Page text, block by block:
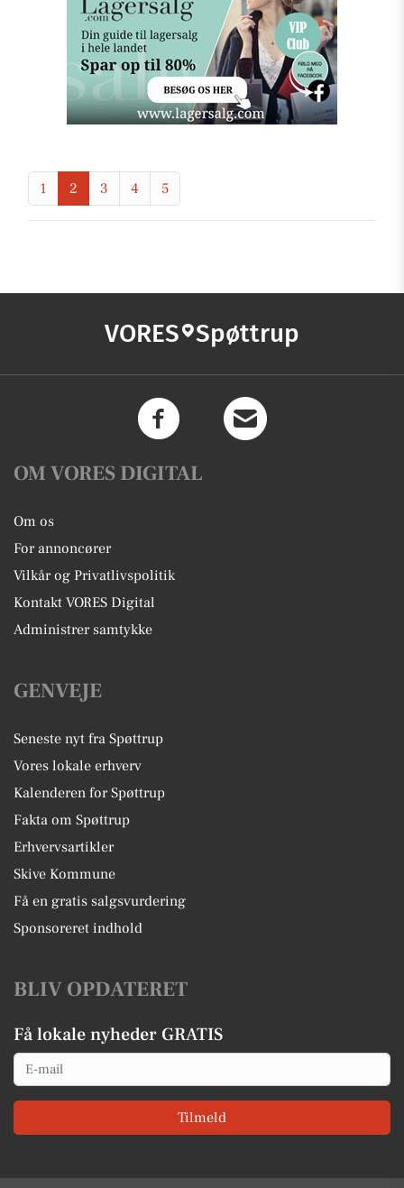
1 2 3 4 5
VORES Spøttrup
OM VORES DIGITAL
Om os
For annoncører
Vilkår og Privatlivspolitik
Kontakt VORES Digital
Administrer samtykke
GENVEJE
Seneste nyt fra Spøttrup
Vores lokale erhverv
Kalenderen for Spøttrup
Fakta om Spøttrup
Erhvervsartikler
Skive Kommune
Få en gratis salgsvurdering
Sponsoreret indhold
BLIV OPDATERET
Få lokale nyheder GRATIS
Email
Tilmeld